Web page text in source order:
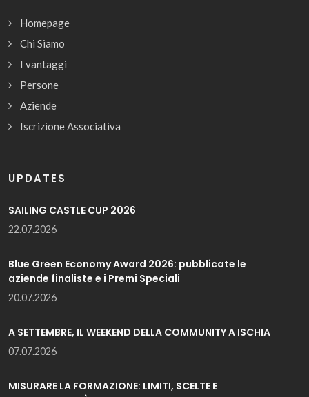
Homepage
Chi Siamo
I vantaggi
Persone
Aziende
Iscrizione Associativa
UPDATES
SAILING CASTLE CUP 2026
22.07.2026
Blue Green Economy Award 2026: pubblicate le
aziende finaliste e i Premi Speciali
20.07.2026
A SETTEMBRE, IL WEEKEND DELLA COMMUNITY A ISCHIA
07.07.2026
MISURARE LA FORMAZIONE: LIMITI, SCELTE E